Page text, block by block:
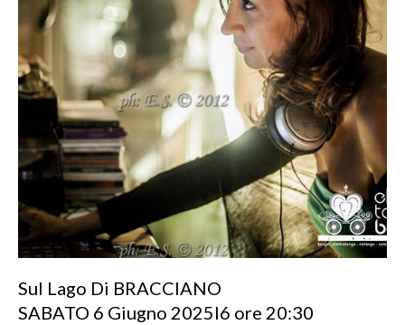
Sul Lago Di BRACCIANO
SABATO 6 Giugno 2025l6 ​ore 20:30